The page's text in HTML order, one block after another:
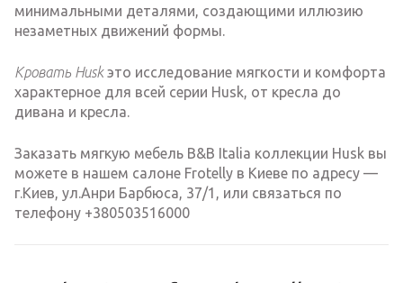
минимальными деталями, создающими иллюзию
незаметных движений формы.
Кровать Huskэто исследование мягкости и комфорта
характерное для всей серии Husk, от кресла до
дивана и кресла.
Заказать мягкую мебель B&B Italia коллекции Husk вы
можете в нашем салоне Frotelly в Киеве по адресу —
г.Киев, ул.Анри Барбюса, 37/1, или связаться по
телефону +380503516000